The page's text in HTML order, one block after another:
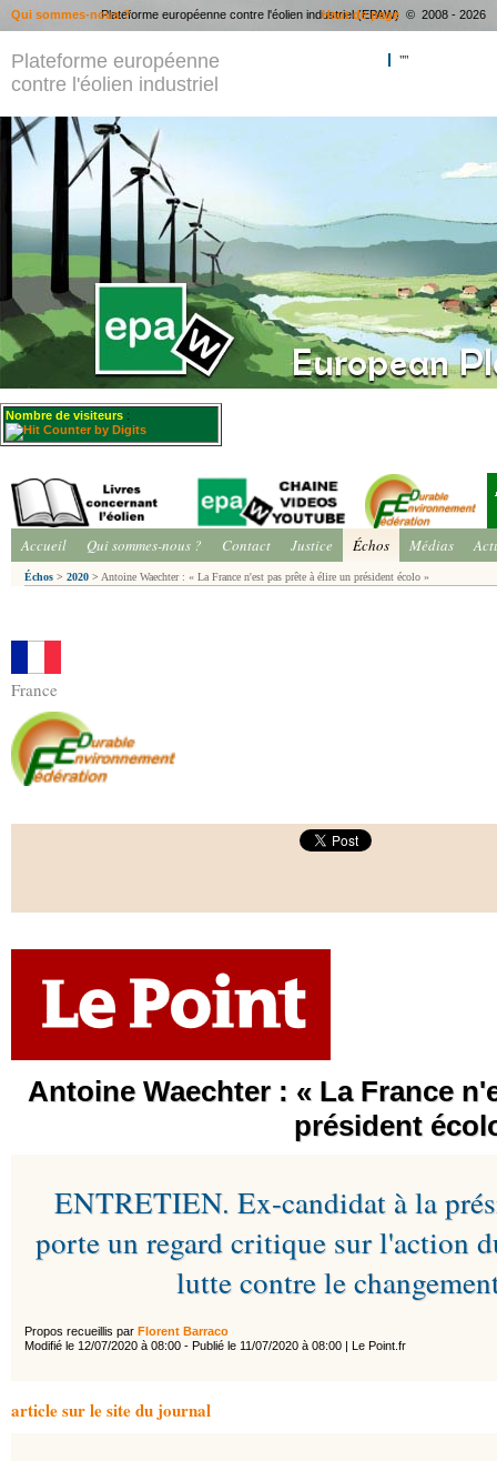
Plateforme européenne
contre l'éolien industriel
""
Nombre de visiteurs :
Accueil Qui sommes-nous ? Contact Justice Échos Médias
Échos > 2020 > Antoine Waechter : « La France n'est pas prête à élire un président écolo »
France
Antoine Waechter : « La France
président
ENTRETIEN. Ex-candidat à la
porte un regard critique sur l'action
lutte contre le
Propos recueillis par Florent Barraco
Modifié le 12/07/2020 à 08:00 - Publié le 11/07/2020 à 08:00 | Le Point.fr
article sur le site du journal
Plateforme européenne contre l'éolien industriel (EPAW) © 2008 - 2026
Haut de page
Qui sommes-nous ?